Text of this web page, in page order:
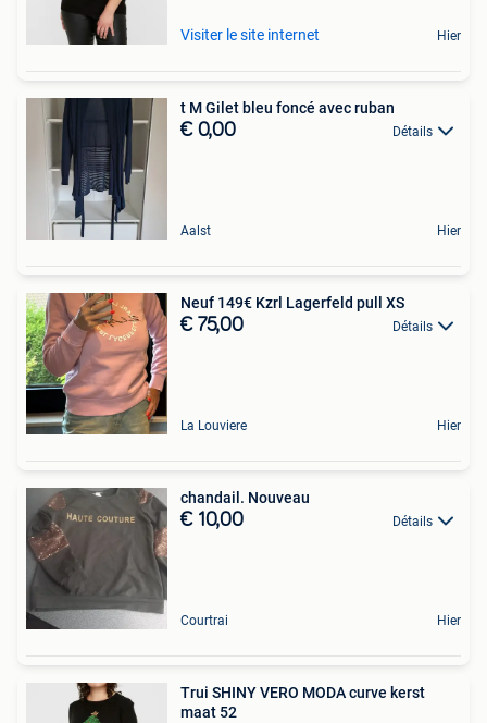
Visiter le site internet Hier
t M Gilet bleu foncé avec ruban
€ 0,00 Détails
Aalst Hier
Neuf 149€ Kzrl Lagerfeld pull XS
€ 75,00 Détails
La Louviere Hier
chandail. Nouveau
€ 10,00 Détails
Courtrai Hier
Trui SHINY VERO MODA curve kerst
maat 52